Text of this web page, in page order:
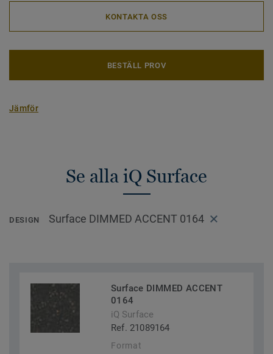
KONTAKTA OSS
BESTÄLL PROV
Jämför
Se alla iQ Surface
DESIGN Surface DIMMED ACCENT 0164
Surface DIMMED ACCENT
0164
iQ Surface
Ref. 21089164
Format